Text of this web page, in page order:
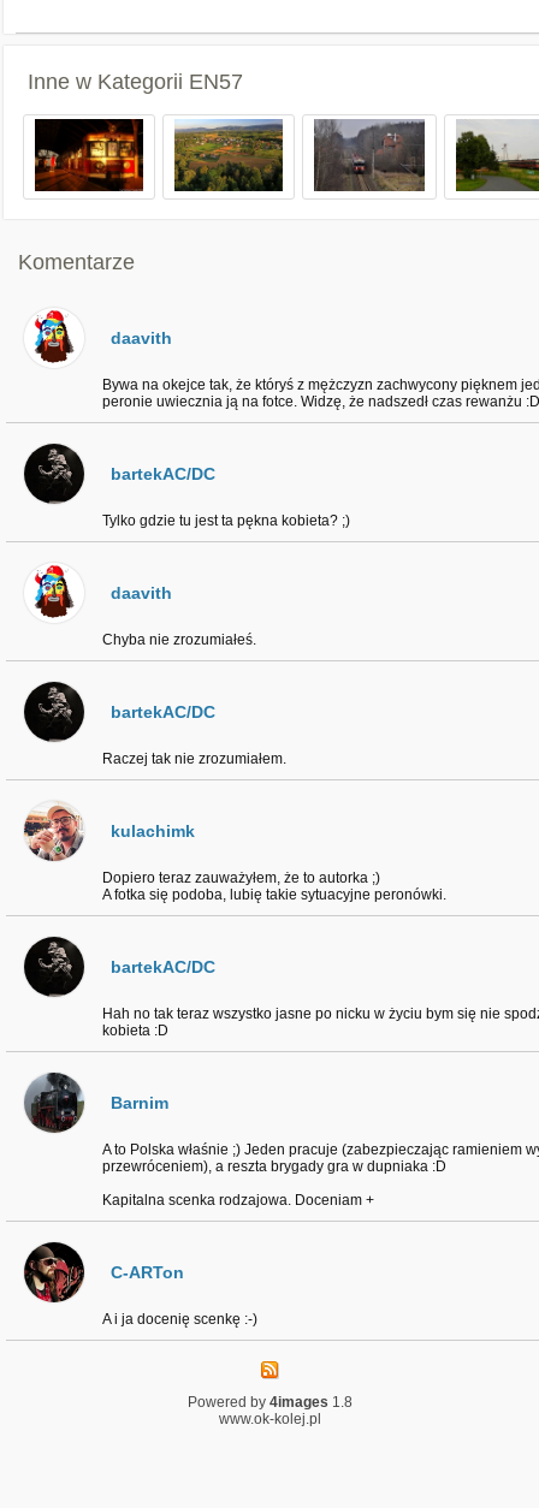
Inne w Kategorii EN57
Komentarze
daavith
Bywa na okejce tak, że któryś z mężczyzn zachwycony pięknem
peronie uwiecznia ją na fotce. Widzę, że nadszedł czas rewanżu :D
bartekAC/DC
Tylko gdzie tu jest ta pękna kobieta? ;)
daavith
Chyba nie zrozumiałeś.
bartekAC/DC
Raczej tak nie zrozumiałem.
kulachimk
Dopiero teraz zauważyłem, że to autorka ;)
A fotka się podoba, lubię takie sytuacyjne peronówki.
bartekAC/DC
Hah no tak teraz wszystko jasne po nicku w życiu bym się nie
kobieta :D
Barnim
A to Polska właśnie ;) Jeden pracuje (zabezpieczając ramieniem
przewróceniem), a reszta brygady gra w dupniaka :D
Kapitalna scenka rodzajowa. Doceniam +
C-ARTon
A i ja docenię scenkę :-)
Powered by 4images 1.8
www.ok-kolej.pl